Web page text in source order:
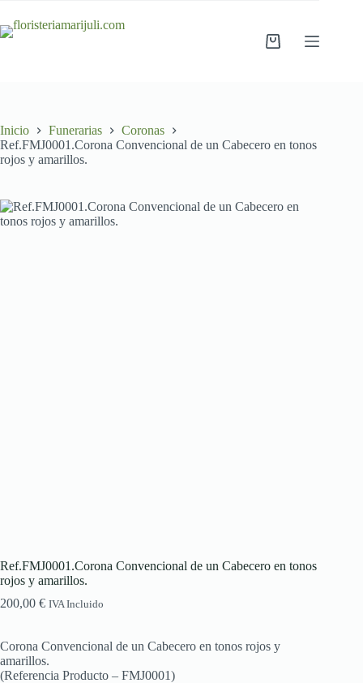
contenido
Carro
Inicio Funerarias
Coronas
Ref.FMJ0001.Corona Convencional de un Cabecero en tonos
rojos y amarillos.
Ref.FMJ0001.Corona Convencional de un Cabecero en tonos
rojos y amarillos.
200,00 € IVA Incluido
Corona Convencional de un Cabecero en tonos rojos y
amarillos.
(Referencia Producto – FMJ0001)